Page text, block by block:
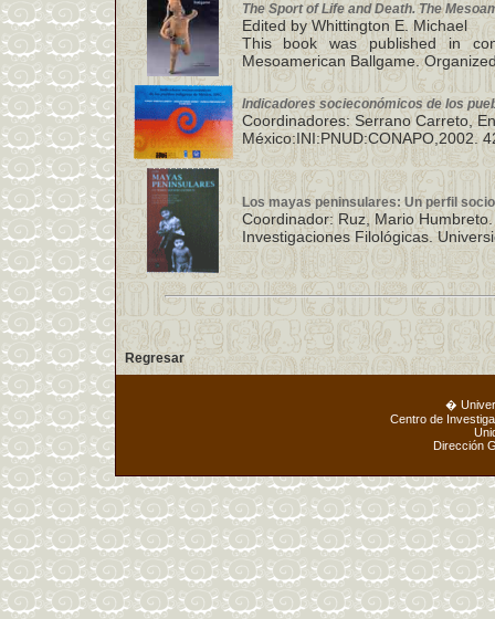
The Sport of Life and Death. The
Edited by Whittington E. Michael
This book was published in
Mesoamerican Ballgame.
Indicadores socieconómicos de los
Coordinadores: Serrano Carreto,
México:INI:PNUD:CONAPO,2002.
Los mayas peninsulares: Un perfil
Coordinador: Ruz, Mario
Investigaciones Filológicas.
Regresar
�
Centro de
Dirección